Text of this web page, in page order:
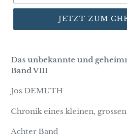
JETZT ZUM
Das unbekannte und
Band VIII
Jos DEMUTH
Chronik eines kleinen,
Achter Band